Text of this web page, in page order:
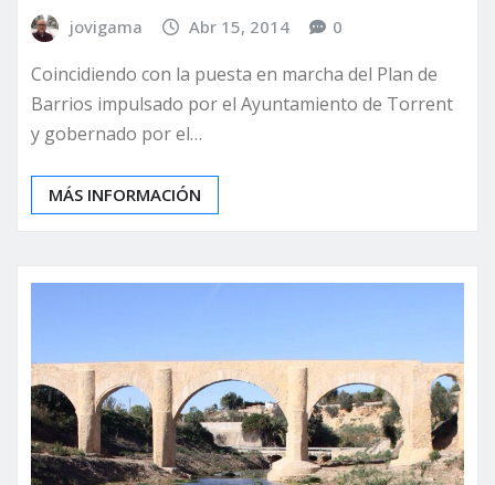
jovigama Abr 15, 2014 0
Coincidiendo con la puesta en marcha del Plan de
Barrios impulsado por el Ayuntamiento de Torrent
y gobernado por el…
MÁS INFORMACIÓN